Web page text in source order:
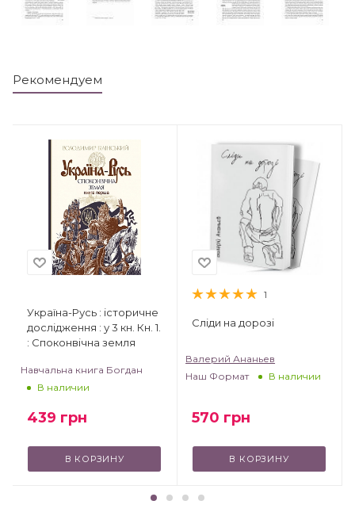
Рекомендуем
Україна-Русь : історичне
дослідження : у 3 кн. Кн. 1.
: Споконвічна земля
Навчальна книга Богдан
В наличии
439 грн
В КОРЗИНУ
1
Сліди на дорозі
Валерий Ананьев
Наш Формат
В наличии
570 грн
В КОРЗИНУ